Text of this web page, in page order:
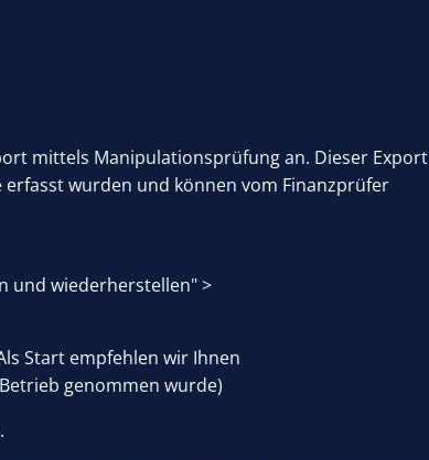
mittels Manipulationsprüfung an. Dieser Export
wurden und können vom Finanzprüfer
und wiederherstellen" >
Start empfehlen wir Ihnen
genommen wurde)